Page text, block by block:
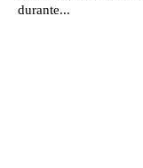
durante...